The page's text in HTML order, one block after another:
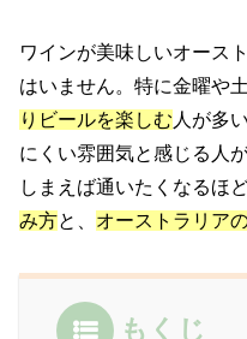
ワインが美味しいオース
はいません。特に金曜や
りビールを楽しむ 人が多
にくい雰囲気と感じる人
しまえば通いたくなるほ
み方と、 オーストラリア
もくじ